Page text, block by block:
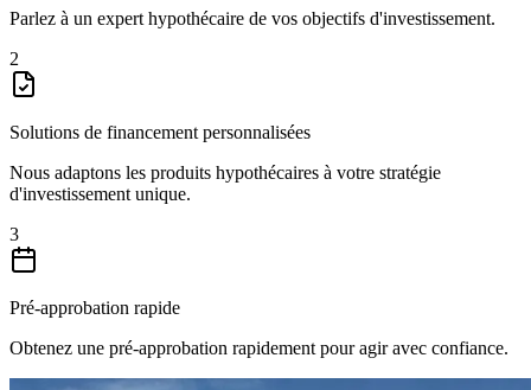
Parlez à un expert hypothécaire de vos objectifs d'investissement.
2
Solutions de financement personnalisées
Nous adaptons les produits hypothécaires à votre stratégie
d'investissement unique.
3
Pré-approbation rapide
Obtenez une pré-approbation rapidement pour agir avec confiance.